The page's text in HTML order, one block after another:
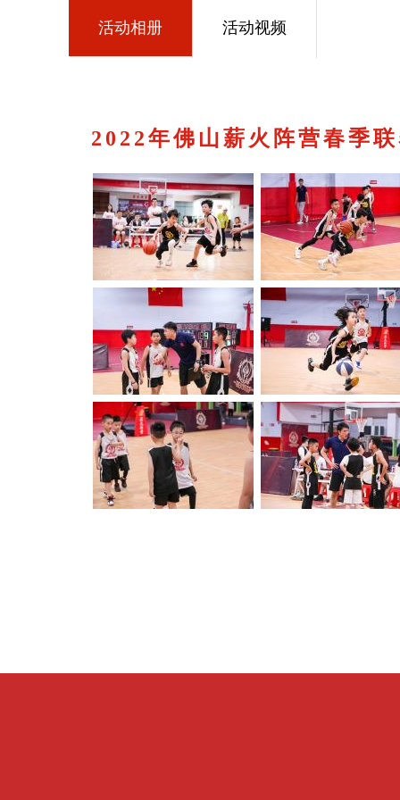
活动相册 活动视频
2022年佛山薪火阵营春季